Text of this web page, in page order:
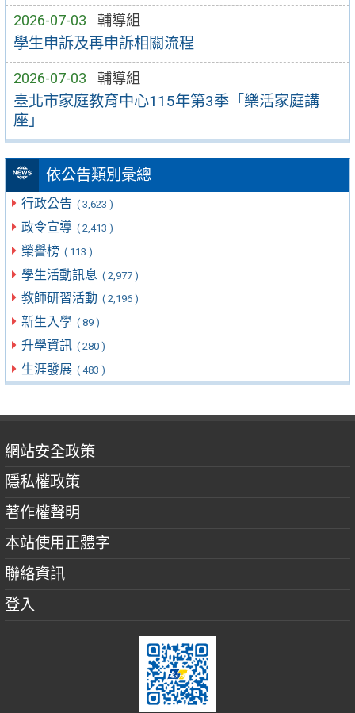
2026-07-03 輔導組
學生申訴及再申訴相關流程
2026-07-03 輔導組
臺北市家庭教育中心115年第3季「樂活家庭講
座」
依公告類別彙總
行政公告 ( 3,623 )
政令宣導 ( 2,413 )
榮譽榜 ( 113 )
學生活動訊息 ( 2,977 )
教師研習活動 ( 2,196 )
新生入學 ( 89 )
升學資訊 ( 280 )
生涯發展 ( 483 )
網站安全政策
隱私權政策
著作權聲明
本站使用正體字
聯絡資訊
登入